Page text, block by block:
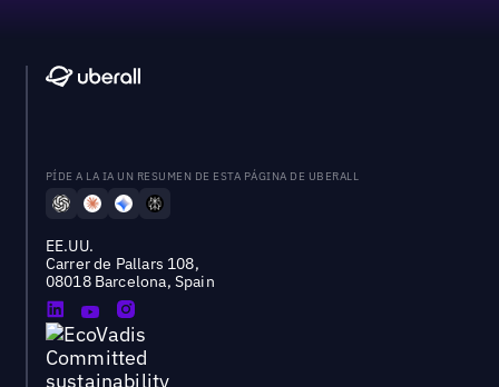
PÍDE A LA IA UN RESUMEN DE ESTA PÁGINA DE UBERALL
EE.UU.
Carrer de Pallars 108,
08018 Barcelona, Spain